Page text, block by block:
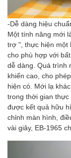
-Dễ dàng hiệu
Một tính năng mới
trợ ", thực hiện một
cho phù hợp với
dễ dàng. Quá trình
khiển cao, cho
hiện có. Mới lạ
trong thời gian
được kết quả hữu
chỉnh màn hình,
vài giây, EB-1965